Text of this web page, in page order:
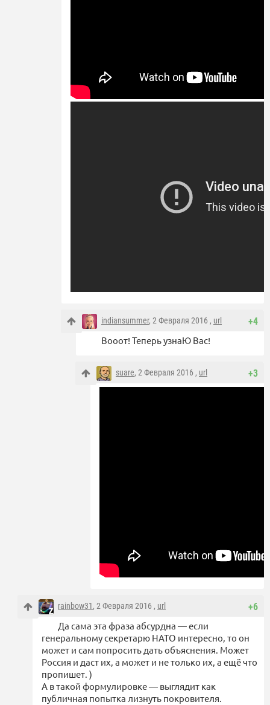
+4
indiansummer, 2 Февраля 2016 , url
Вооот! Теперь узнаЮ Вас!
+3
suare, 2 Февраля 2016 , url
+6
rainbow31, 2 Февраля 2016 , url
Да сама эта фраза абсурдна — если
генеральному секретарю НАТО интересно, то он
может и сам попросить дать объяснения. Может
Россия и даст их, а может и не только их, а ещё что
пропишет. )
А в такой формулировке — выглядит как
публичная попытка лизнуть покровителя.